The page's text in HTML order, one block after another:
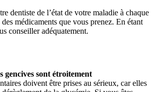
dentiste de l’état de votre maladie à chaque
médicaments que vous prenez. En étant
conseiller adéquatement.
gencives sont étroitement
doivent être prises au sérieux, car elles